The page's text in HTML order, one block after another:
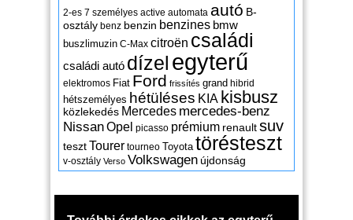
2-es 7 személyes active automata autó B-
osztály benz benzin benzines bmw
buszlimuzin C-Max citroën családi
családi autó dízel egyterű
elektromos Fiat Ford frissítés grand hibrid
hétszemélyes hétüléses KIA kisbusz
közlekedés Mercedes mercedes-benz
NissanOpel picasso prémium renaultsuv
tesztTourer tourneo Toyota törésteszt
v-osztály Verso Volkswagen újdonság